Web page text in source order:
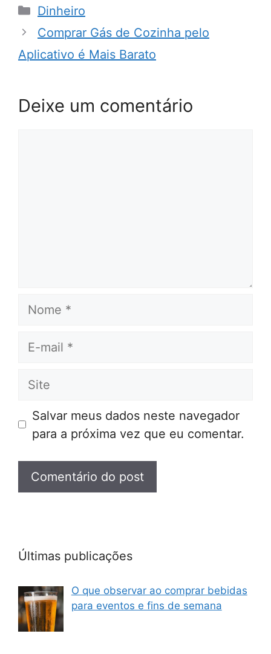
Categorias
Dinheiro
Comprar Gás de Cozinha pelo
Aplicativo é Mais Barato
Deixe um comentário
Nome
E-
Site
Salvar meus dados neste navegador
para a próxima vez que eu comentar.
Últimas publicações
O que observar ao comprar bebidas
para eventos e fins de semana